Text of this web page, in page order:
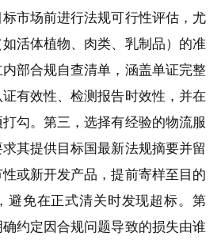
市场前进行法规可行性评估，尤
活体植物、肉类、乳制品）的准
部合规自查清单，涵盖单证完整
有效性、检测报告时效性，并在
勾。第三，选择有经验的物流服
其提供目标国最新法规摘要并留
或新开发产品，提前寄样至目的
避免在正式清关时发现超标。第
约定因合规问题导致的损失由谁